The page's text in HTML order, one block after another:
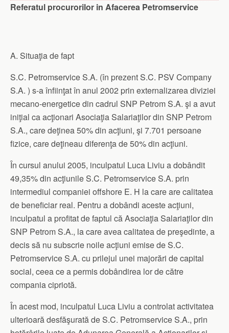
Referatul procurorilor in Afacerea Petromservice
A. Situaţia de fapt
S.C. Petromservice S.A. (în prezent S.C. PSV Company
S.A. ) s-a înfiinţat în anul 2002 prin externalizarea diviziei
mecano-energetice din cadrul SNP Petrom S.A. şi a avut
iniţial ca acţionari Asociaţia Salariaţilor din SNP Petrom
S.A., care deţinea 50% din acţiuni, şi 7.701 persoane
fizice, care deţineau diferenţa de 50% din acţiuni.
În cursul anului 2005, inculpatul Luca Liviu a dobândit
49,35% din acţiunile S.C. Petromservice S.A. prin
intermediul companiei offshore E. H la care are calitatea
de beneficiar real. Pentru a dobândi aceste acţiuni,
inculpatul a profitat de faptul că Asociaţia Salariaţilor din
SNP Petrom S.A., la care avea calitatea de preşedinte, a
decis să nu subscrie noile acţiuni emise de S.C.
Petromservice S.A. cu prilejul unei majorări de capital
social, ceea ce a permis dobândirea lor de către
compania cipriotă.
În acest mod, inculpatul Luca Liviu a controlat activitatea
ulterioară desfăşurată de S.C. Petromservice S.A., prin